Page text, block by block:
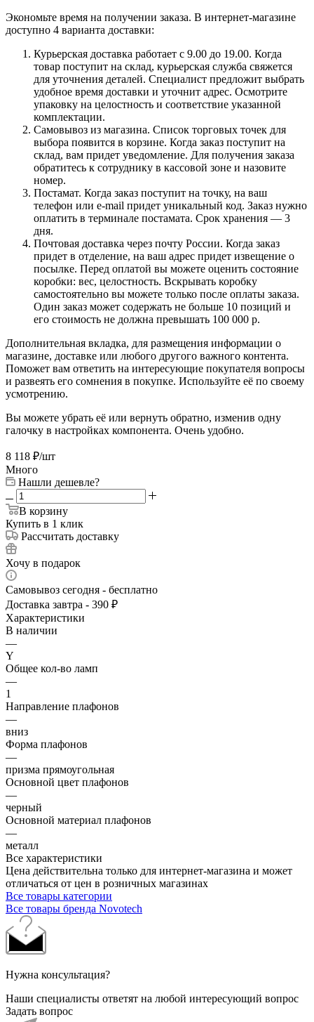
Экономьте время на получении заказа. В интернет-магазине
доступно 4 варианта доставки:
Курьерская доставка работает с 9.00 до 19.00. Когда
товар поступит на склад, курьерская служба свяжется
для уточнения деталей. Специалист предложит выбрать
удобное время доставки и уточнит адрес. Осмотрите
упаковку на целостность и соответствие указанной
комплектации.
Самовывоз из магазина. Список торговых точек для
выбора появится в корзине. Когда заказ поступит на
склад, вам придет уведомление. Для получения заказа
обратитесь к сотруднику в кассовой зоне и назовите
номер.
Постамат. Когда заказ поступит на точку, на ваш
телефон или e-mail придет уникальный код. Заказ нужно
оплатить в терминале постамата. Срок хранения — 3
дня.
Почтовая доставка через почту России. Когда заказ
придет в отделение, на ваш адрес придет извещение о
посылке. Перед оплатой вы можете оценить состояние
коробки: вес, целостность. Вскрывать коробку
самостоятельно вы можете только после оплаты заказа.
Один заказ может содержать не больше 10 позиций и
его стоимость не должна превышать 100 000 р.
Дополнительная вкладка, для размещения информации о
магазине, доставке или любого другого важного контента.
Поможет вам ответить на интересующие покупателя вопросы
и развеять его сомнения в покупке. Используйте её по своему
усмотрению.
Вы можете убрать её или вернуть обратно, изменив одну
галочку в настройках компонента. Очень удобно.
8 118 ₽/шт
Много
Нашли дешевле?
В корзину
Купить в 1 клик
Рассчитать доставку
Хочу в подарок
Самовывоз сегодня - бесплатно
Доставка завтра - 390 ₽
Характеристики
В наличии
—
Y
Общее кол-во ламп
—
1
Направление плафонов
—
вниз
Форма плафонов
—
призма прямоугольная
Основной цвет плафонов
—
черный
Основной материал плафонов
—
металл
Все характеристики
Цена действительна только для интернет-магазина и может
отличаться от цен в розничных магазинах
Все товары категории
Все товары бренда Novotech
Нужна консультация?
Наши специалисты ответят на любой интересующий вопрос
Задать вопрос